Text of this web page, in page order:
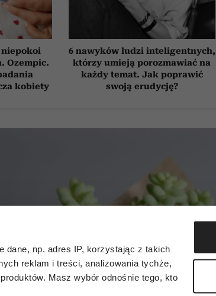
dane, np. adres IP, korzystając z takich
reklam i treści, analizowania tychże,
Masz wybór odnośnie tego, kto
niepokoi
Ozempic.
kobiety
6 nawyków ludzi inteligentnych,
którzy umieją porozmawiać na
każdy temat. Jak poprawić
swoją erudycję?